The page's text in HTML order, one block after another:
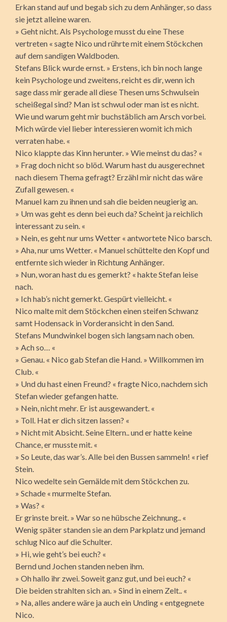
Erkan stand auf und begab sich zu dem Anhänger, so dass
sie jetzt alleine waren.
» Geht nicht. Als Psychologe musst du eine These
vertreten « sagte Nico und rührte mit einem Stöckchen
auf dem sandigen Waldboden.
Stefans Blick wurde ernst. » Erstens, ich bin noch lange
kein Psychologe und zweitens, reicht es dir, wenn ich
sage dass mir gerade all diese Thesen ums Schwulsein
scheißegal sind? Man ist schwul oder man ist es nicht.
Wie und warum geht mir buchstäblich am Arsch vorbei.
Mich würde viel lieber interessieren womit ich mich
verraten habe. «
Nico klappte das Kinn herunter. » Wie meinst du das? «
» Frag doch nicht so blöd. Warum hast du ausgerechnet
nach diesem Thema gefragt? Erzähl mir nicht das wäre
Zufall gewesen. «
Manuel kam zu ihnen und sah die beiden neugierig an.
» Um was geht es denn bei euch da? Scheint ja reichlich
interessant zu sein. «
» Nein, es geht nur ums Wetter « antwortete Nico barsch.
» Aha, nur ums Wetter. « Manuel schüttelte den Kopf und
entfernte sich wieder in Richtung Anhänger.
» Nun, woran hast du es gemerkt? « hakte Stefan leise
nach.
» Ich hab’s nicht gemerkt. Gespürt vielleicht. «
Nico malte mit dem Stöckchen einen steifen Schwanz
samt Hodensack in Vorderansicht in den Sand.
Stefans Mundwinkel bogen sich langsam nach oben.
» Ach so… «
» Genau. « Nico gab Stefan die Hand. » Willkommen im
Club. «
» Und du hast einen Freund? « fragte Nico, nachdem sich
Stefan wieder gefangen hatte.
» Nein, nicht mehr. Er ist ausgewandert. «
» Toll. Hat er dich sitzen lassen? «
» Nicht mit Absicht. Seine Eltern.. und er hatte keine
Chance, er musste mit. «
» So Leute, das war’s. Alle bei den Bussen sammeln! « rief
Stein.
Nico wedelte sein Gemälde mit dem Stöckchen zu.
» Schade « murmelte Stefan.
» Was? «
Er grinste breit. » War so ne hübsche Zeichnung.. «
Wenig später standen sie an dem Parkplatz und jemand
schlug Nico auf die Schulter.
» Hi, wie geht’s bei euch? «
Bernd und Jochen standen neben ihm.
» Oh hallo ihr zwei. Soweit ganz gut, und bei euch? «
Die beiden strahlten sich an. » Sind in einem Zelt.. «
» Na, alles andere wäre ja auch ein Unding « entgegnete
Nico.